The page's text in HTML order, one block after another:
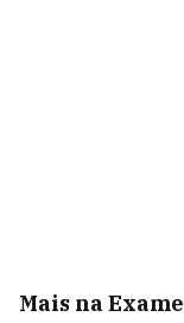
Mais na Exame